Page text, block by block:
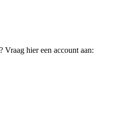
Vraag hier een account aan: